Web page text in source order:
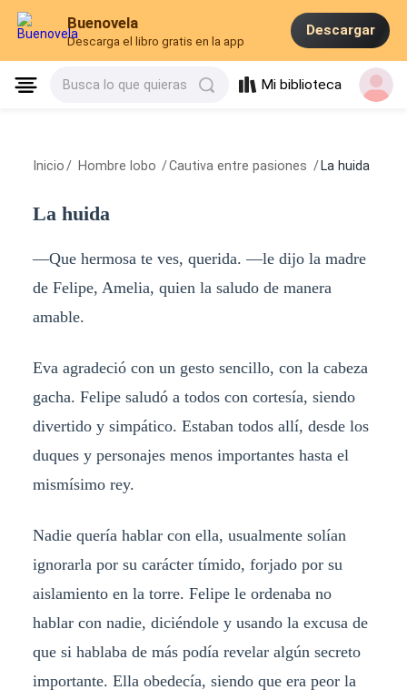
Buenovela
Descarga el libro gratis en la app
Descargar
Busca lo que quieras Mi biblioteca
Inicio / Hombre lobo /Cautiva entre pasiones / La huida
La huida
—Que hermosa te ves, querida. —le dijo la madre
de Felipe, Amelia, quien la saludo de manera
amable.
Eva agradeció con un gesto sencillo, con la cabeza
gacha. Felipe saludó a todos con cortesía, siendo
divertido y simpático. Estaban todos allí, desde los
duques y personajes menos importantes hasta el
mismísimo rey.
Nadie quería hablar con ella, usualmente solían
ignorarla por su carácter tímido, forjado por su
aislamiento en la torre. Felipe le ordenaba no
hablar con nadie, diciéndole y usando la excusa de
que si hablaba de más podía revelar algún secreto
importante. Ella obedecía, siendo que era peor la